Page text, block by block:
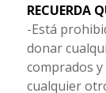
RECUERDA
-Está
donar
comprados
cualquier